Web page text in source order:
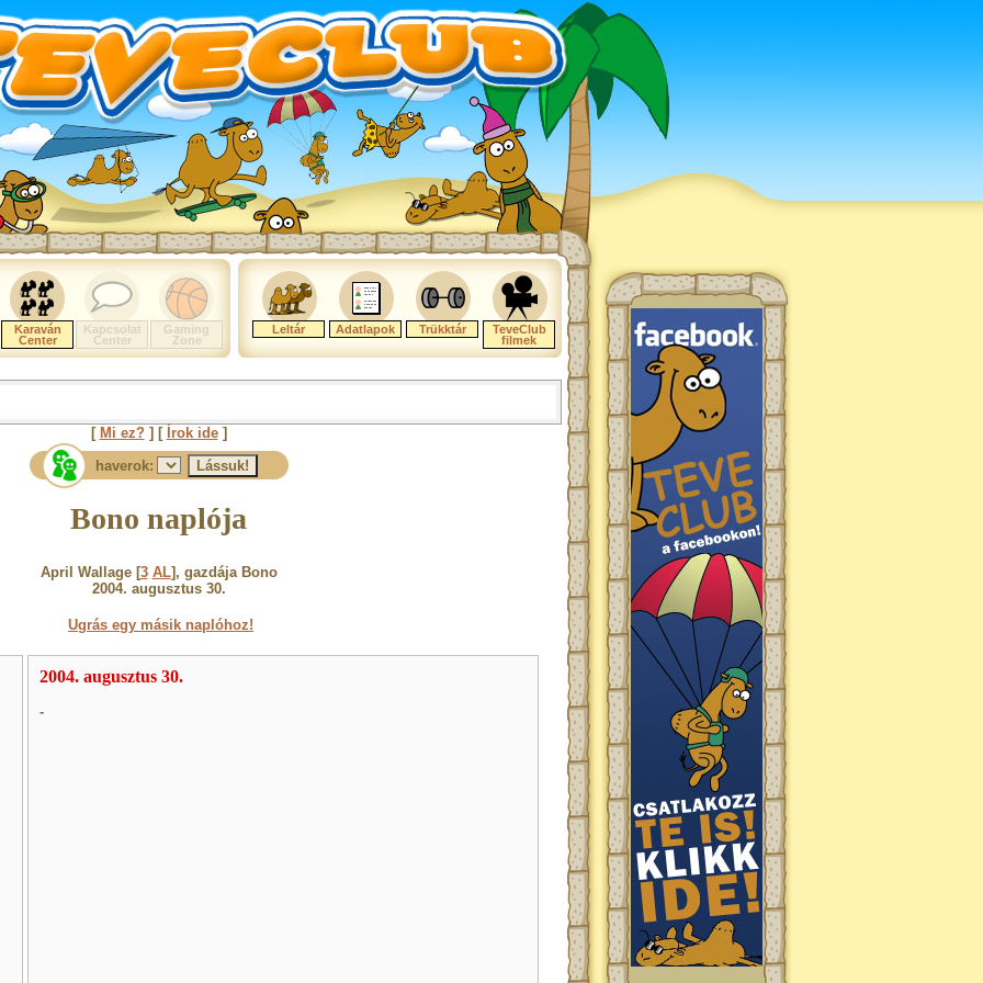
Karaván
Center
Kapcsolat
Center
Gaming
Zone
Leltár Adatlapok Trükktár
TeveClub
filmek
[ Mi ez?] [ Írok ide]
haverok:
Bono naplója
April Wallage [3 AL], gazdája Bono
2004. augusztus 30.
Ugrás egy másik naplóhoz!
2004. augusztus 30.
-